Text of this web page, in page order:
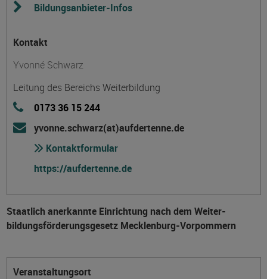
Bildungsanbieter-Infos
Kontakt
Yvonné Schwarz
Leitung des Bereichs Weiterbildung
0173 36 15 244
yvonne.schwarz(at)aufdertenne.de
Kontaktformular
https://aufdertenne.de
Staatlich anerkannte Einrichtung nach dem Weiter­
bildungs­förderungs­gesetz Mecklenburg-Vorpommern
Veranstaltungsort